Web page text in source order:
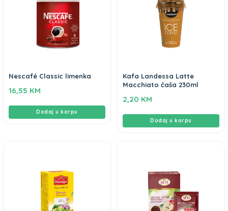
Nescafé Classic limenka
16,55 KM
Dodaj u korpu
Kafa Landessa Latte
Macchiato čaša 230ml
2,20 KM
Dodaj u korpu